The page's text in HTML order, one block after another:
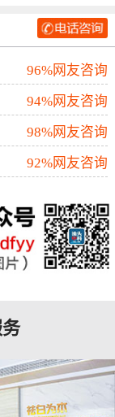
96%网友咨询
94%网友咨询
98%网友咨询
92%网友咨询